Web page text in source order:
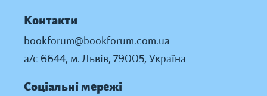
Контакти
bookforum@bookforum.com.ua
а/с 6644, м. Львів, 79005, Україна
Соціальні мережі